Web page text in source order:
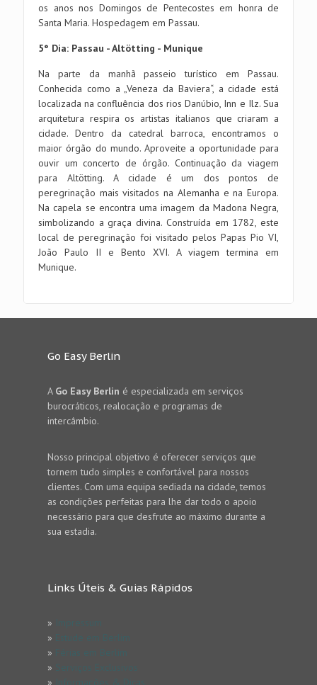
os anos nos Domingos de Pentecostes em honra de
Santa Maria. Hospedagem em Passau.
5° Dia: Passau - Altötting - Munique
Na parte da manhã passeio turístico em Passau.
Conhecida como a „Veneza da Baviera“, a cidade está
localizada na confluência dos rios Danúbio, Inn e Ilz. Sua
arquitetura respira os artistas italianos que criaram a
cidade. Dentro da catedral barroca, encontramos o
maior órgão do mundo. Aproveite a oportunidade para
ouvir um concerto de órgão. Continuação da viagem
para Altötting. A cidade é um dos pontos de
peregrinação mais visitados na Alemanha e na Europa.
Na capela se encontra uma imagem da Madona Negra,
simbolizando a graça divina. Construída em 1782, este
local de peregrinação foi visitado pelos Papas Pio VI,
João Paulo II e Bento XVI. A viagem termina em
Munique.
Go Easy Berlin
A Go Easy Berlin é especializada em serviços
burocráticos, realocação e programas de
intercâmbio.
Nosso principal objetivo é oferecer serviços que
tornem tudo simples e confortável para nossos
clientes. Com uma equipa sediada na cidade, temos
as condições perfeitas para lhe dar todo o apoio
necessário para que desfrute ao máximo durante a
sua estadia.
Links Úteis & Guias Rápidos
»
»
»
»
»